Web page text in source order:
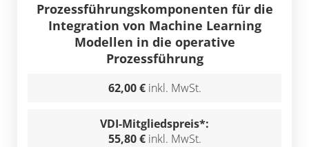
Prozessführungskomponenten für die
Integration von Machine Learning
Modellen in die operative
Prozessführung
62,00 € inkl. MwSt.
VDI-Mitgliedspreis*:
55,80 € inkl. MwSt.